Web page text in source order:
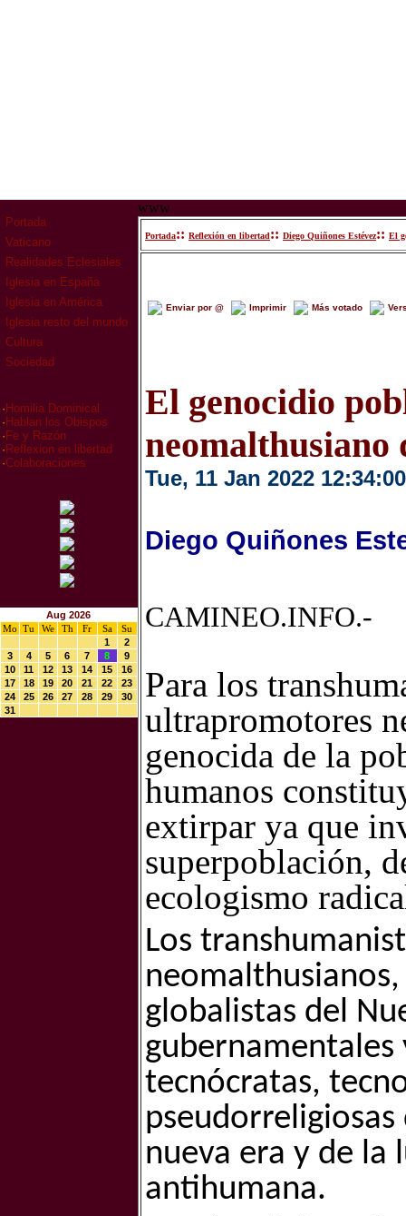
Portada
Vaticano
Realidades Eclesiales
Iglesia en España
Iglesia en América
Iglesia resto del mundo
Cultura
Sociedad
· Homilia Dominical
· Hablan los Obispos
· Fe y Razón
· Reflexion en libertad
·Colaboraciones
Aug 2026
Mo
Tu We Th Fr Sa
Su
1
2
3
4 5 6 7 8
9
10
11 12 13 14 15
16
17
18 19 20 21 22
23
24
25 26 27 28 29
30
31
www
Portada:: Reflexión en libertad:: Diego Quiñones Estévez:: El
Enviar por @ Imprimir Más votado
El genocidio
Tue, 11 Jan 2022 12:34:00
Diego Quiñones
CAMINEO.INFO.-
Para los
ultrapromotores
genocida de la
humanos
extirpar ya que
superpoblación,
ecologismo
Los
globalistas del
tecnócratas,
pseudorreligiosas
nueva era y de la
antihumana.